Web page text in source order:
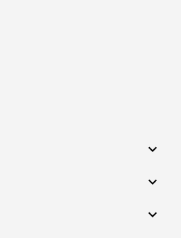
youtube
su instagram
expand_more
expand_more
expand_more